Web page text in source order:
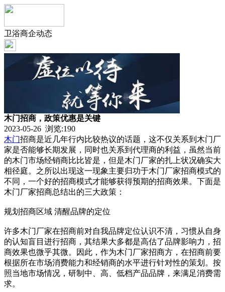
卫浴商企动态
木门招商，政策优惠是关键
2023-05-26 浏览:190
木门招商是近几年行内比较热议的话题，这不仅关系到木门厂
家是否能够长期发展，同时也关系到代理商的利益，虽然当前
的木门市场经销商比比皆是，但是木门厂家的扎上状况确实大
相径庭。之所以出现这一现象主要归功于木门厂家招商模式的
不同，一个好的招商模式才能够获得预期的招商效果。下面是
木门厂家招商总结出的三大政策：
规划招商区域 清醒品牌的定位
许多木门厂家在招商前对自我品牌定位认识不清，习惯从自身
的认知盲目进行招商，其结果大多都是高估了品牌影响力，招
商效果也微乎其微。因此，作为木门厂家招商方，在招商前要
根据所在市场消费能力和经销商的水平进行针对性的策划。按
照当地市场情况，研制中、高、低档产品品牌，来满足消费需
求。